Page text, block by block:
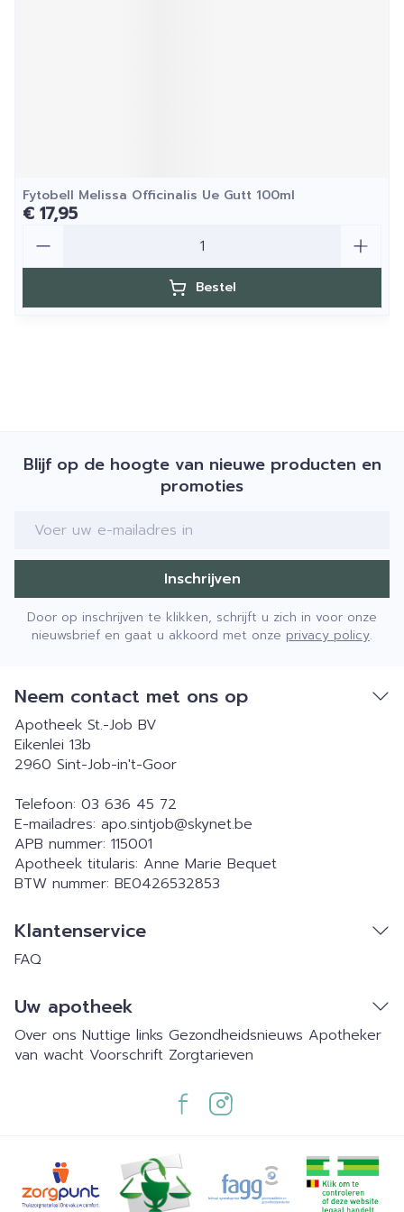
Fytobell Melissa Officinalis Ue Gutt 100ml
€ 17,95
Bestel
Blijf op de hoogte van nieuwe producten en
promoties
E-mail adres
Inschrijven
Door op inschrijven te klikken, schrijft u zich in voor onze
nieuwsbrief en gaat u akkoord met onze privacy policy.
Neem contact met ons op
Apotheek St.-Job BV
Eikenlei 13b
2960 Sint-Job-in't-Goor
Telefoon: 03 636 45 72
E-mailadres: apo.sintjob@skynet.be
APB nummer: 115001
Apotheek titularis: Anne Marie Bequet
BTW nummer: BE0426532853
Klantenservice
FAQ
Uw apotheek
Over ons Nuttige links Gezondheidsnieuws Apotheker
van wacht Voorschrift Zorgtarieven